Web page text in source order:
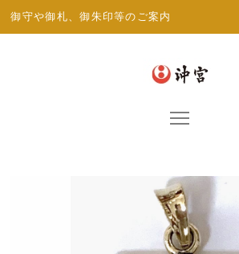
御守や御札、御朱印等のご案内